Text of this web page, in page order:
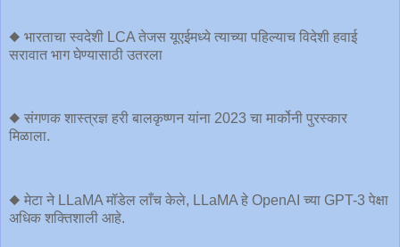
◆ भारताचा स्वदेशी LCA तेजस यूएईमध्ये त्याच्या पहिल्याच विदेशी हवाई
सरावात भाग घेण्यासाठी उतरला
◆ संगणक शास्त्रज्ञ हरी बालकृष्णन यांना 2023 चा मार्कोनी पुरस्कार
मिळाला.
◆ मेटा ने LLaMA मॉडेल लाँच केले, LLaMA हे OpenAI च्या GPT-3 पेक्षा
अधिक शक्तिशाली आहे.